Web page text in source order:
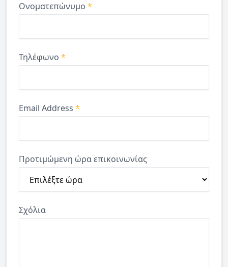
Ονοματεπώνυμο *
Τηλέφωνο *
Email Address *
Προτιμώμενη ώρα επικοινωνίας
Σχόλια